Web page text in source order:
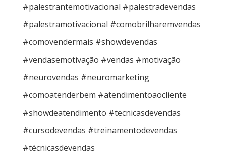
#palestrantemotivacional #palestradevendas
#palestramotivacional #comobrilharemvendas
#comovendermais #showdevendas
#vendasemotivação #vendas #motivação
#neurovendas #neuromarketing
#comoatenderbem #atendimentoaocliente
#showdeatendimento #tecnicasdevendas
#cursodevendas #treinamentodevendas
#técnicasdevendas